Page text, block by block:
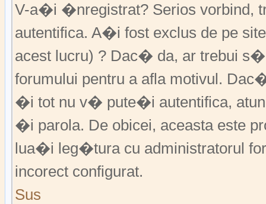
V-a�i �nregistrat? Serios
autentifica. A�i fost exclus de pe
acest lucru) ? Dac� da, ar trebui
forumului pentru a afla motivul.
�i tot nu v� pute�i autentifica,
�i parola. De obicei, aceasta este
lua�i leg�tura cu administratorul
incorect configurat.
Sus